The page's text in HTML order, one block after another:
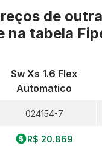
de
na tabela
Sw Xs 1.6 Flex
Automatico
024154-7
R$ 20.869